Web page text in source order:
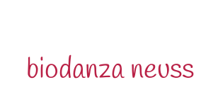
biodanza neuss